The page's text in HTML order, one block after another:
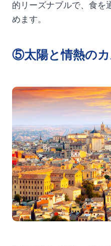
的リーズナブルで、食を
めます。
⑤太陽と情熱の